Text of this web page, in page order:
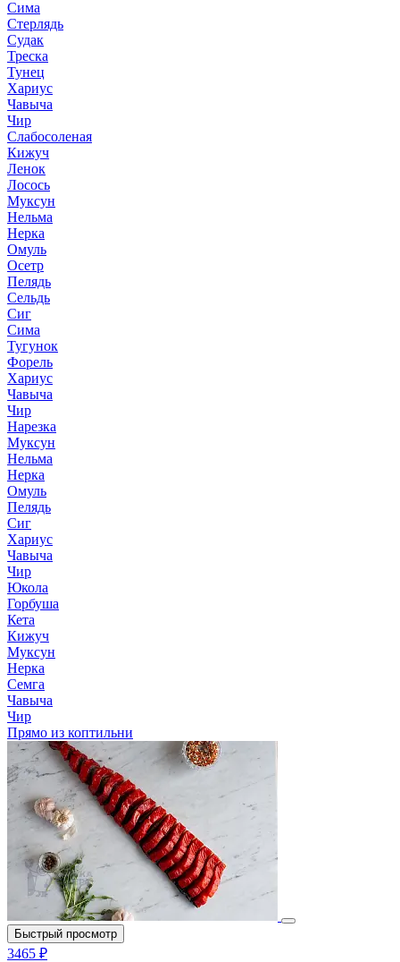
Сима
Стерлядь
Судак
Треска
Тунец
Хариус
Чавыча
Чир
Слабосоленая
Кижуч
Ленок
Лосось
Муксун
Нельма
Нерка
Омуль
Осетр
Пелядь
Сельдь
Сиг
Сима
Тугунок
Форель
Хариус
Чавыча
Чир
Нарезка
Муксун
Нельма
Нерка
Омуль
Пелядь
Сиг
Хариус
Чавыча
Чир
Юкола
Горбуша
Кета
Кижуч
Муксун
Нерка
Семга
Чавыча
Чир
Прямо из коптильни
Быстрый просмотр
3465 ₽